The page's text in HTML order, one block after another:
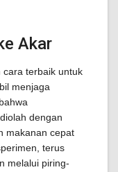
Akar
cara terbaik untuk
menjaga
dengan
makanan cepat
terus
melalui piring-